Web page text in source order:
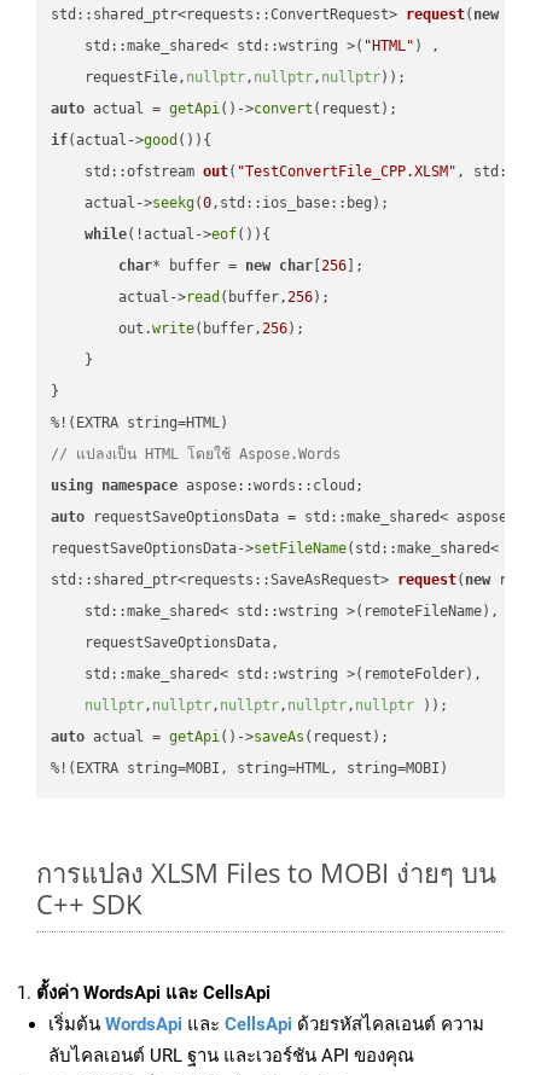
std::shared_ptr<requests::ConvertRequest> request( new
    std::make_shared< std::wstring >(
"HTML" ) ,
    requestFile,
nullptr, nullptr, nullptr))
auto actual = getApi()->convert
if(actual->good ()){
std::ofstream out( "TestConvertFile_CPP.XLSM" ,
    actual->
seekg(0,std::ios_base::beg);
while(!actual->eof()){
char* buffer = new char [256 ];
        actual->
read (buffer,256);
        out.
write(buffer,256);
    }
}
// แปลงเป็น HTML โดยใช้ Aspose.Words
using namespace
auto requestSaveOptionsData = std::make_shared<
requestSaveOptionsData->setFileName(std::make_shared<
std::shared_ptr<requests::SaveAsRequest> request( new
    std::make_shared< std::wstring >(remoteFileName),
    requestSaveOptionsData,
    std::make_shared< std::wstring >(remoteFolder),
nullptr, nullptr, nullptr, nullptr, nullptr ))
auto actual = getApi()->saveAs (request);
%!(EXTRA string=MOBI, string=HTML, string=MOBI)
การแปลง XLSM Files to MOBI ง่ายๆ บน
C++ SDK
ตั้งค่า WordsApi และ CellsApi
เริ่มต้น WordsApi และ CellsApi ด้วยรหัสไคลเอนต์ ความ
ลับไคลเอนต์ URL ฐาน และเวอร์ชัน API ของคุณ